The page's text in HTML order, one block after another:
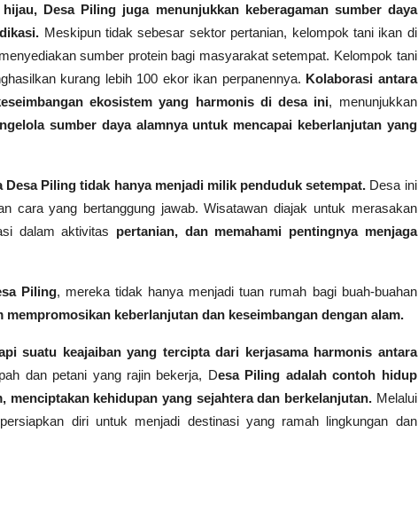
Desa Piling juga menunjukkan keberagaman sumber daya
Meskipun tidak sebesar sektor pertanian, kelompok tani ikan di
sumber protein bagi masyarakat setempat. Kelompok tani
kurang lebih 100 ekor ikan perpanennya. Kolaborasi antara
ekosistem yang harmonis di desa ini, menunjukkan
sumber daya alamnya untuk mencapai keberlanjutan yang
Desa Piling tidak hanya menjadi milik penduduk setempat. Desa ini
cara yang bertanggung jawab. Wisatawan diajak untuk merasakan
dalam aktivitas pertanian, dan memahami pentingnya menjaga
Piling, mereka tidak hanya menjadi tuan rumah bagi buah-buahan
mempromosikan keberlanjutan dan keseimbangan dengan alam.
suatu keajaiban yang tercipta dari kerjasama harmonis antara
dan petani yang rajin bekerja, Desa Piling adalah contoh hidup
menciptakan kehidupan yang sejahtera dan berkelanjutan. Melalui
diri untuk menjadi destinasi yang ramah lingkungan dan